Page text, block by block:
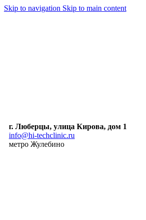
Skip to navigation Skip to main content
г. Люберцы, улица Кирова, дом 1
info@hi-techclinic.ru
метро Жулебино